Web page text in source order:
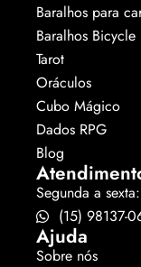
Baralhos para
Baralhos Bicycle
Tarot
Oráculos
Cubo Mágico
Dados RPG
Blog
Segunda a
(15) 98137-
Ajuda
Sobre nós